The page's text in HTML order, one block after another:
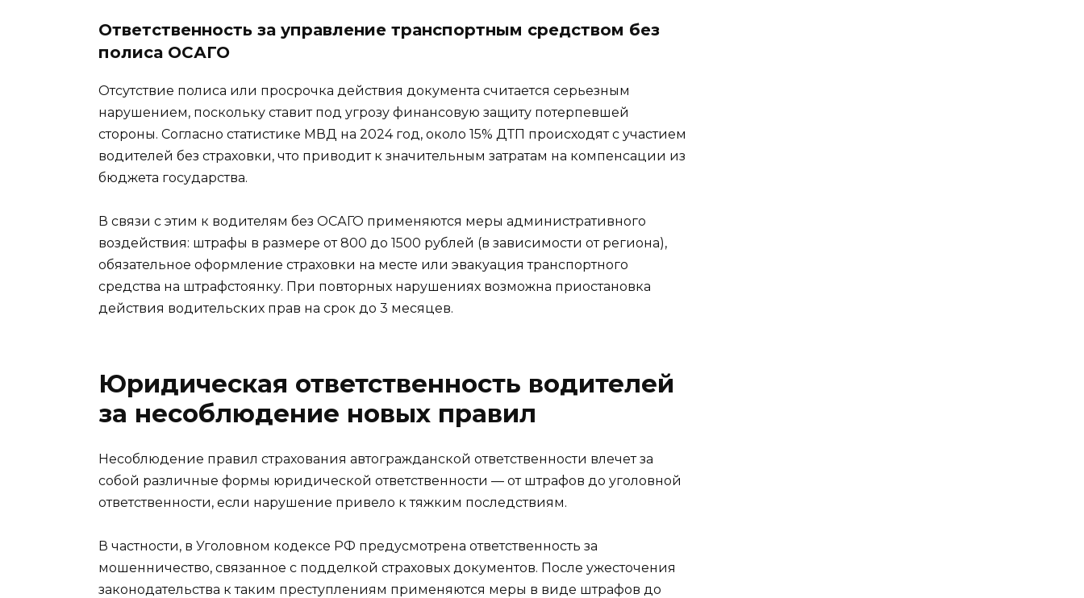
Ответственность за управление транспортным средством без
полиса ОСАГО
Отсутствие полиса или просрочка действия документа считается серьезным
нарушением, поскольку ставит под угрозу финансовую защиту потерпевшей
стороны. Согласно статистике МВД на 2024 год, около 15% ДТП происходят с участием
водителей без страховки, что приводит к значительным затратам на компенсации из
бюджета государства.
В связи с этим к водителям без ОСАГО применяются меры административного
воздействия: штрафы в размере от 800 до 1500 рублей (в зависимости от региона),
обязательное оформление страховки на месте или эвакуация транспортного
средства на штрафстоянку. При повторных нарушениях возможна приостановка
действия водительских прав на срок до 3 месяцев.
Юридическая ответственность водителей
за несоблюдение новых правил
Несоблюдение правил страхования автогражданской ответственности влечет за
собой различные формы юридической ответственности — от штрафов до уголовной
ответственности, если нарушение привело к тяжким последствиям.
В частности, в Уголовном кодексе РФ предусмотрена ответственность за
мошенничество, связанное с подделкой страховых документов. После ужесточения
законодательства к таким преступлениям применяются меры в виде штрафов до